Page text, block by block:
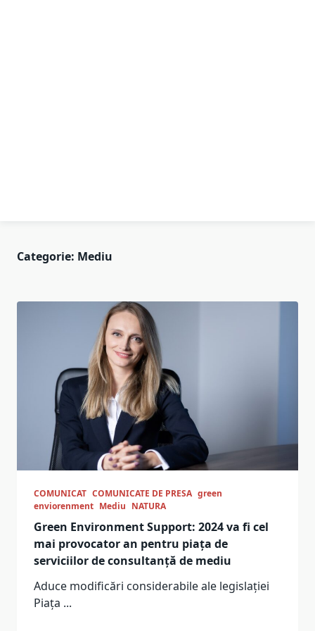
Categorie: Mediu
COMUNICAT COMUNICATE DE PRESA green
enviorenment Mediu NATURA
Green Environment Support: 2024 va fi cel
mai provocator an pentru piața de
serviciilor de consultanță de mediu
Aduce modificări considerabile ale legislației
Piața ...